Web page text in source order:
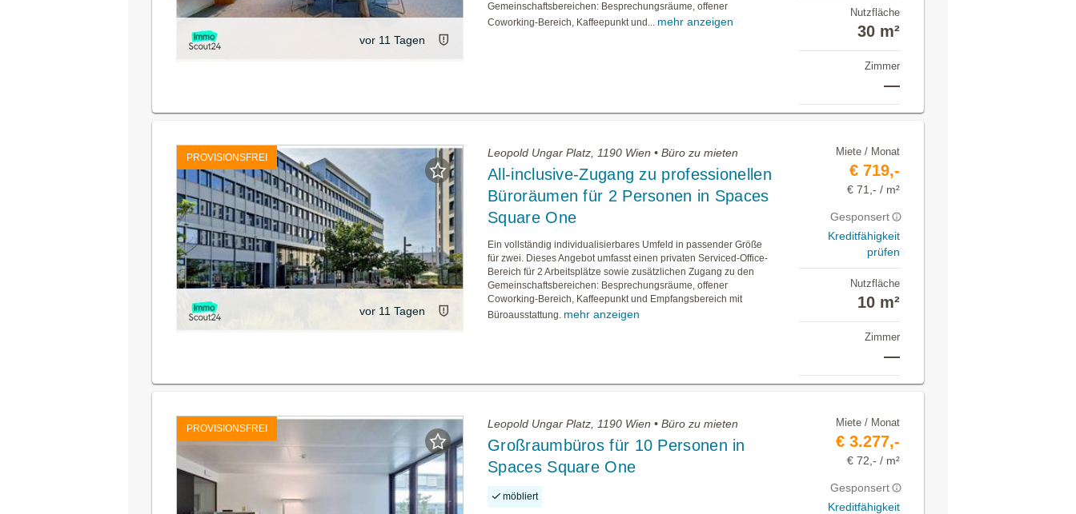
vor 11 Tagen
Gemeinschaftsbereichen: Besprechungsräume, offener
Coworking-Bereich, Kaffeepunkt und... mehr anzeigen
Nutzfläche
30 m²
Zimmer
—
PROVISIONSFREI
vor 11 Tagen
Leopold Ungar Platz, 1190 Wien • Büro zu mieten
All-inclusive-Zugang zu professionellen
Büroräumen für 2 Personen in Spaces
Square One
Ein vollständig individualisierbares Umfeld in passender Größe
für zwei. Dieses Angebot umfasst einen privaten Serviced-Office-
Bereich für 2 Arbeitsplätze sowie zusätzlichen Zugang zu den
Gemeinschaftsbereichen: Besprechungsräume, offener
Coworking-Bereich, Kaffeepunkt und Empfangsbereich mit
Büroausstattung. mehr anzeigen
Miete / Monat
€ 719,-
€ 71,- / m²
Gesponsert
Kreditfähigkeit
prüfen
Nutzfläche
10 m²
Zimmer
—
PROVISIONSFREI Leopold Ungar Platz, 1190 Wien • Büro zu mieten
Großraumbüros für 10 Personen in
Spaces Square One
möbliert
Miete / Monat
€ 3.277,-
€ 72,- / m²
Gesponsert
Kreditfähigkeit